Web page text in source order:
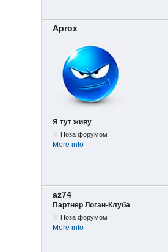
Aprox
Я тут живу
Поза форумом
More info
az74
Партнер Логан-Клуба
Поза форумом
More info